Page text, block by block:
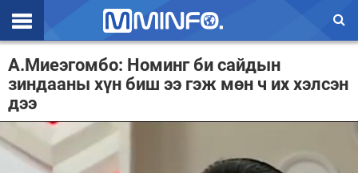
Эхлэл
Цаг агаар
Валют ханш
Улс төр
А.Миеэгомбо: Номинг би сайдын
зиндааны хүн биш ээ гэж мөн ч их хэлсэн
дээ